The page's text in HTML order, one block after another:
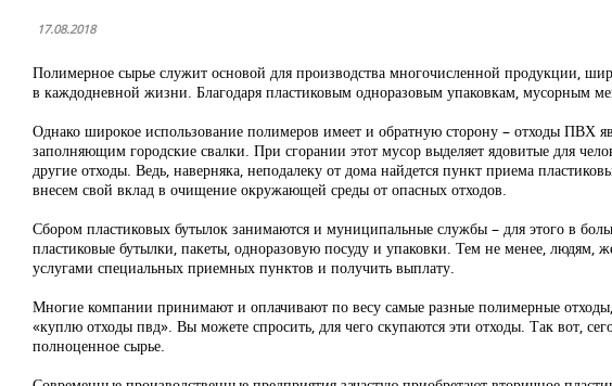
17.08.2018
Полимерное сырье служит основой для производства многочисленной продукции,
в каждодневной жизни. Благодаря пластиковым одноразовым упаковкам, мусорным
Однако широкое использование полимеров имеет и обратную сторону – отходы ПВХ
заполняющим городские свалки. При сгорании этот мусор выделяет ядовитые для
другие отходы. Ведь, наверняка, неподалеку от дома найдется пункт приема
внесем свой вклад в очищение окружающей среды от опасных отходов.
Сбором пластиковых бутылок занимаются и муниципальные службы – для этого в
пластиковые бутылки, пакеты, одноразовую посуду и упаковки. Тем не менее, людям,
услугами специальных приемных пунктов и получить выплату.
Многие компании принимают и оплачивают по весу самые разные полимерные
«куплю отходы пвд». Вы можете спросить, для чего скупаются эти отходы. Так вот,
полноценное сырье.